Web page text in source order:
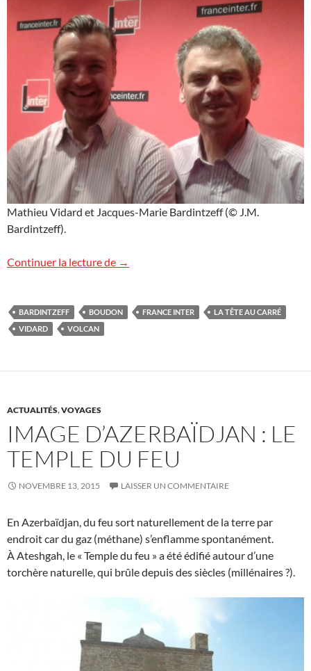
Mathieu Vidard et Jacques-Marie Bardintzeff (© J.M.
Bardintzeff).
Continuer la lecture de France Inter : La Tête au carré
→
BARDINTZEFF BOUDON FRANCE INTER
LA TÊTE AU CARRÉ
VIDARD
VOLCAN
ACTUALITÉS,VOYAGES
IMAGE D’AZERBAÏDJAN : LE
TEMPLE DU FEU
NOVEMBRE 13, 2015 LAISSER UN COMMENTAIRE
En Azerbaïdjan, du feu sort naturellement de la terre par
endroit car du gaz (méthane) s’enflamme spontanément.
À Ateshgah, le « Temple du feu » a été édifié autour d’une
torchère naturelle, qui brûle depuis des siècles (millénaires ?).